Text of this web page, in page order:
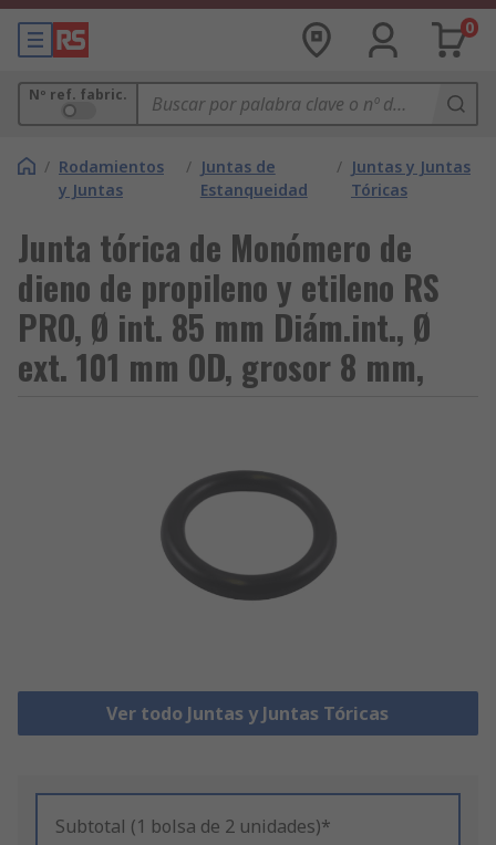
0
Nº ref. fabric.
/ Rodamientos
y Juntas
/ Juntas de
Estanqueidad
/ Juntas y Juntas
Tóricas
Junta tórica de Monómero de
dieno de propileno y etileno RS
PRO, Ø int. 85 mm Diám.int., Ø
ext. 101 mm OD, grosor 8 mm,
Ver todo Juntas y Juntas Tóricas
Subtotal (1 bolsa de 2 unidades)*